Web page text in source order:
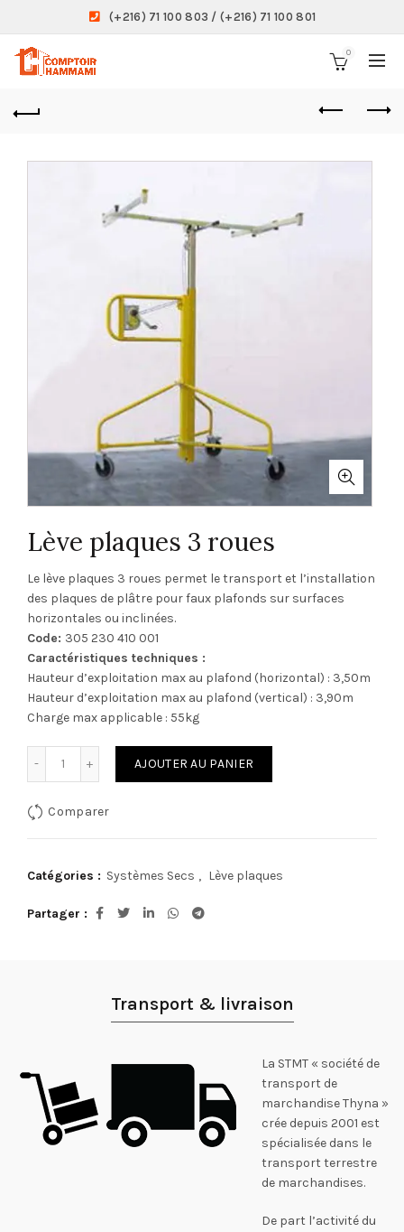
(+216) 71 100 803 / (+216) 71 100 801
0
Lève plaques 3 roues
Le lève plaques 3 roues permet le transport et l’installation
des plaques de plâtre pour faux plafonds sur surfaces
horizontales ou inclinées.
Code: 305 230 410 001
Caractéristiques techniques :
Hauteur d’exploitation max au plafond (horizontal) : 3,50m
Hauteur d’exploitation max au plafond (vertical) : 3,90m
Charge max applicable : 55kg
AJOUTER AU PANIER
Comparer
Catégories : Systèmes Secs , Lève plaques
Partager
Transport & livraison
La STMT « société de
transport de
marchandise Thyna »
crée depuis 2001 est
spécialisée dans le
transport terrestre
de marchandises.
De part l’activité du